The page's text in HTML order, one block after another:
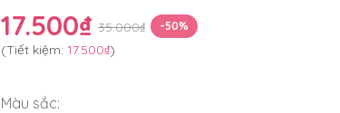
17.500₫ 35.000₫ -50%
(Tiết kiệm: 17.500₫)
Màu sắc: